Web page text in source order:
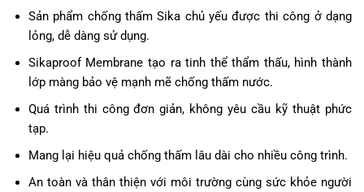
Sản phẩm chống thấm Sika chủ yếu được thi công ở dạng
lỏng, dễ dàng sử dụng.
Sikaproof Membrane tạo ra tinh thể thẩm thấu, hình thành
lớp màng bảo vệ mạnh mẽ chống thấm nước.
Quá trình thi công đơn giản, không yêu cầu kỹ thuật phức
tạp.
Mang lại hiệu quả chống thấm lâu dài cho nhiều công trình.
An toàn và thân thiện với môi trường cùng sức khỏe người